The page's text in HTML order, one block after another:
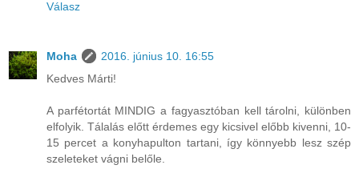
Válasz
Moha
2016. június 10. 16:55
Kedves Márti!
A parfétortát MINDIG a fagyasztóban kell tárolni, különben
elfolyik. Tálalás előtt érdemes egy kicsivel előbb kivenni, 10-
15 percet a konyhapulton tartani, így könnyebb lesz szép
szeleteket vágni belőle.